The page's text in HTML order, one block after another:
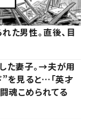
た男性。直後、目
た妻子。→夫が用
を見ると…「英才
魂こめられてる